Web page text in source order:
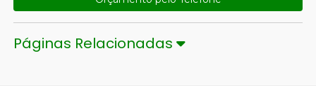
Páginas Relacionadas